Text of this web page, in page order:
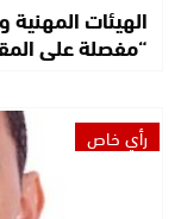
الهيئات المهنية
“مفصلة على
رأي خاص